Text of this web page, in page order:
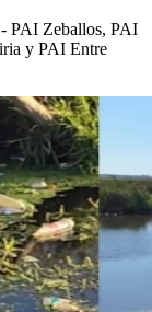
PAI Zeballos, PAI
y PAI Entre